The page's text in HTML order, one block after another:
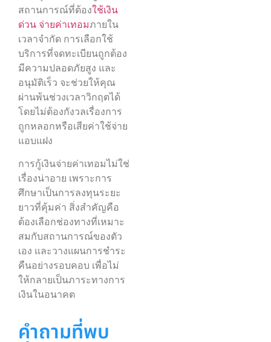
สถานการณ์ที่ต้องใช้เงิน
ด่วน จ่ายค่าเทอมภายใน
เวลาจำกัด การเลือกใช้
บริการที่จดทะเบียนถูกต้อง
มีความปลอดภัยสูง และ
อนุมัติเร็ว จะช่วยให้คุณ
ผ่านพ้นช่วงเวลาวิกฤตได้
โดยไม่ต้องกังวลเรื่องการ
ถูกหลอกหรือเสียค่าใช้จ่าย
แอบแฝง
การกู้เงินจ่ายค่าเทอมไม่ใช่
เรื่องน่าอาย เพราะการ
ศึกษาเป็นการลงทุนระยะ
ยาวที่คุ้มค่า สิ่งสำคัญคือ
ต้องเลือกช่องทางที่เหมาะ
สมกับสถานการณ์ของตัว
เอง และวางแผนการชำระ
คืนอย่างรอบคอบ เพื่อไม่
ให้กลายเป็นภาระทางการ
เงินในอนาคต
คำถามที่พบ